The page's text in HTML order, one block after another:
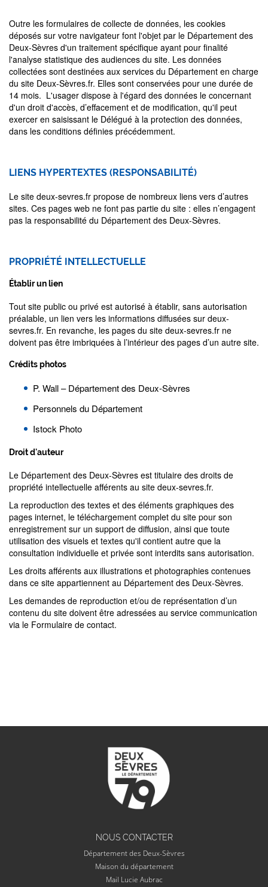
Outre les formulaires de collecte de données, les cookies
déposés sur votre navigateur font l'objet par le Département des
Deux-Sèvres d'un traitement spécifique ayant pour finalité
l'analyse statistique des audiences du site. Les données
collectées sont destinées aux services du Département en charge
du site Deux-Sèvres.fr. Elles sont conservées pour une durée de
14 mois. L'usager dispose à l'égard des données le concernant
d'un droit d'accès, d’effacement et de modification, qu'il peut
exercer en saisissant le Délégué à la protection des données,
dans les conditions définies précédemment.
LIENS HYPERTEXTES (RESPONSABILITÉ)
Le site deux-sevres.fr propose de nombreux liens vers d’autres
sites. Ces pages web ne font pas partie du site : elles n’engagent
pas la responsabilité du Département des Deux-Sèvres.
PROPRIÉTÉ INTELLECTUELLE
Établir un lien
Tout site public ou privé est autorisé à établir, sans autorisation
préalable, un lien vers les informations diffusées sur deux-
sevres.fr. En revanche, les pages du site deux-sevres.fr ne
doivent pas être imbriquées à l’intérieur des pages d’un autre site.
Crédits photos
P. Wall – Département des Deux-Sèvres
Personnels du Département
Istock Photo
Droit d'auteur
Le Département des Deux-Sèvres est titulaire des droits de
propriété intellectuelle afférents au site deux-sevres.fr.
La reproduction des textes et des éléments graphiques des
pages internet, le téléchargement complet du site pour son
enregistrement sur un support de diffusion, ainsi que toute
utilisation des visuels et textes qu'il contient autre que la
consultation individuelle et privée sont interdits sans autorisation.
Les droits afférents aux illustrations et photographies contenues
dans ce site appartiennent au Département des Deux-Sèvres.
Les demandes de reproduction et/ou de représentation d’un
contenu du site doivent être adressées au service communication
via le Formulaire de contact.
NOUS CONTACTER
Département des Deux-Sèvres
Maison du département
Mail Lucie Aubrac